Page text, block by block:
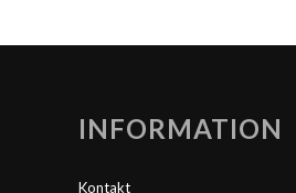
INFORMATION
Kontakt